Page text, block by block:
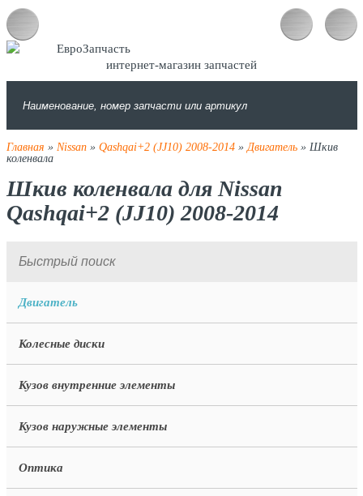
интернет-магазин запчастей
Главная » Nissan» Qashqai+2 (JJ10) 2008-2014»Двигатель» Шкив
коленвала
Шкив коленвала для Nissan
Qashqai+2 (JJ10) 2008-2014
Двигатель
Колесные диски
Кузов внутренние элементы
Кузов наружные элементы
Оптика